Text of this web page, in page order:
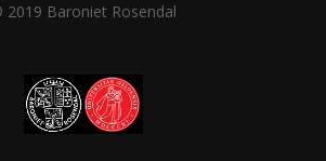
2019 Baroniet Rosendal